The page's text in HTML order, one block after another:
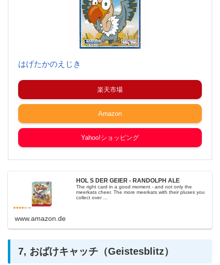
はげたかのえじき
楽天市場
Amazon
Yahoo!ショッピング
HOL S DER GEIER - RANDOLPH ALE
The right card in a good moment - and not only the
meerkats cheer. The more meerkats with their pluses you
collect over ...
www.amazon.de
7, おばけキャッチ（Geistesblitz）